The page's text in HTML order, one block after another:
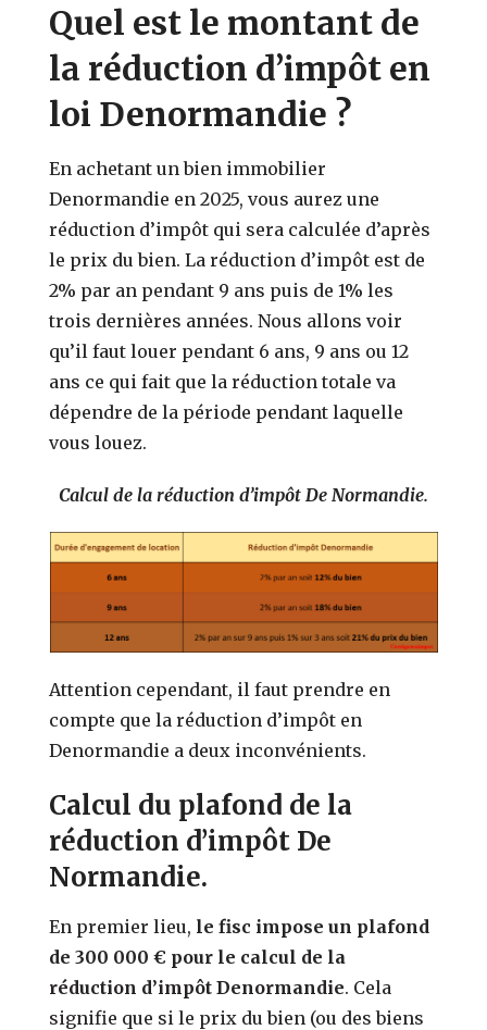
Quel est le montant de
la réduction d’impôt en
loi Denormandie ?
En achetant un bien immobilier
Denormandie en 2025, vous aurez une
réduction d’impôt qui sera calculée d’après
le prix du bien. La réduction d’impôt est de
2% par an pendant 9 ans puis de 1% les
trois dernières années. Nous allons voir
qu’il faut louer pendant 6 ans, 9 ans ou 12
ans ce qui fait que la réduction totale va
dépendre de la période pendant laquelle
vous louez.
Calcul de la réduction d’impôt De Normandie.
Attention cependant, il faut prendre en
compte que la réduction d’impôt en
Denormandie a deux inconvénients.
Calcul du plafond de la
réduction d’impôt De
Normandie.
En premier lieu, le fisc impose un plafond
de 300 000 € pour le calcul de la
réduction d’impôt Denormandie. Cela
signifie que si le prix du bien (ou des biens